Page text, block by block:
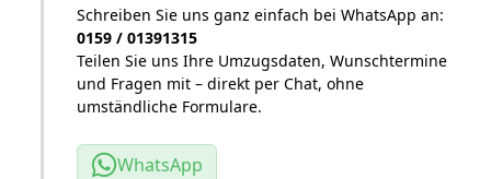
Schreiben Sie uns ganz einfach bei WhatsApp an:
0159 / 01391315
Teilen Sie uns Ihre Umzugsdaten, Wunschtermine
und Fragen mit – direkt per Chat, ohne
umständliche Formulare.
WhatsApp